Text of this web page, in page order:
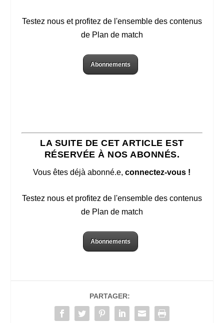
Testez nous et profitez de l'ensemble des contenus
de Plan de match
Abonnements
LA SUITE DE CET ARTICLE EST
RÉSERVÉE À NOS ABONNÉS.
Vous êtes déjà abonné.e,connectez-vous !
Testez nous et profitez de l'ensemble des contenus
de Plan de match
Abonnements
PARTAGER: